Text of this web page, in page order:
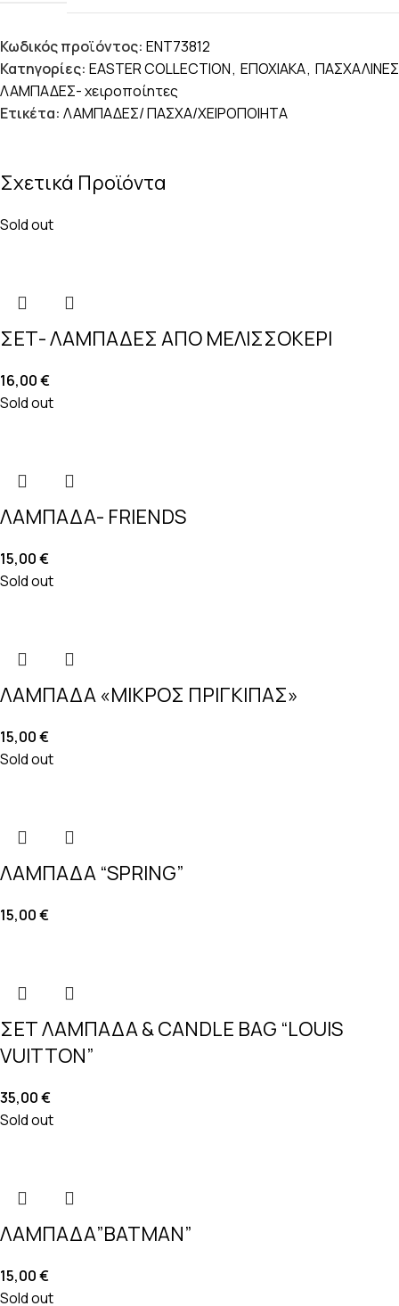
Κωδικός προϊόντος: ENT73812
Κατηγορίες: EASTER COLLECTION, ΕΠΟΧΙΑΚΑ, ΠΑΣΧΑΛΙΝΕΣ
ΛΑΜΠΑΔΕΣ- χειροποίητες
Ετικέτα: ΛΑΜΠΑΔΕΣ/ ΠΑΣΧΑ/ΧΕΙΡΟΠΟΙΗΤΑ
Σχετικά Προϊόντα
Sold out
ΣΕΤ- ΛΑΜΠΑΔΕΣ ΑΠΟ ΜΕΛΙΣΣΟΚΕΡΙ
16,00€
Sold out
ΛΑΜΠΑΔΑ- FRIENDS
15,00€
Sold out
ΛΑΜΠΑΔΑ «ΜΙΚΡΟΣ ΠΡΙΓΚΙΠΑΣ»
15,00€
Sold out
ΛΑΜΠΑΔΑ “SPRING”
15,00€
ΣΕΤ ΛΑΜΠΑΔΑ & CANDLE BAG “LOUIS
VUITTON”
35,00€
Sold out
ΛΑΜΠΑΔΑ”BATMAN”
15,00€
Sold out